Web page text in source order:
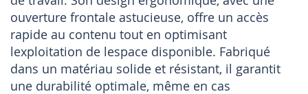
ouverture frontale astucieuse, offre un accès
rapide au contenu tout en optimisant
lexploitation de lespace disponible. Fabriqué
dans un matériau solide et résistant, il garantit
une durabilité optimale, même en cas